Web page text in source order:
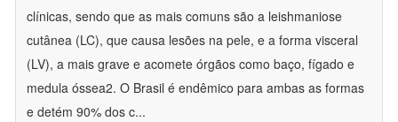
clínicas, sendo que as mais comuns são a leishmaniose
cutânea (LC), que causa lesões na pele, e a forma visceral
(LV), a mais grave e acomete órgãos como baço, fígado e
medula óssea2. O Brasil é endêmico para ambas as formas
e detém 90% dos c...